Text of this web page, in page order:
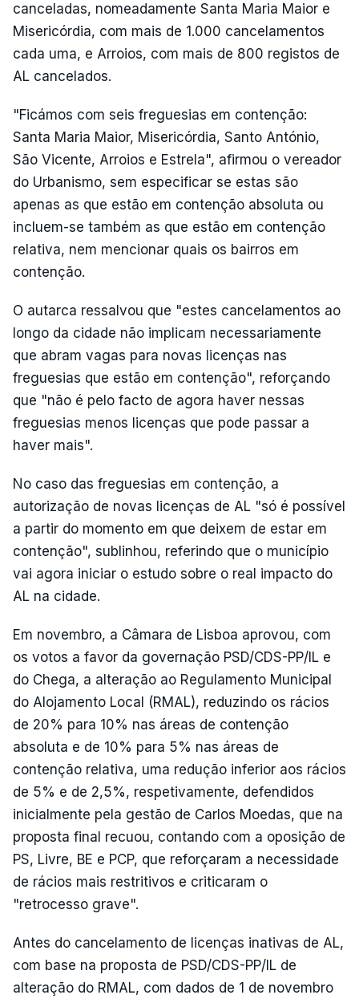
canceladas, nomeadamente Santa Maria Maior e
Misericórdia, com mais de 1.000 cancelamentos
cada uma, e Arroios, com mais de 800 registos de
AL cancelados.
"Ficámos com seis freguesias em contenção:
Santa Maria Maior, Misericórdia, Santo António,
São Vicente, Arroios e Estrela", afirmou o vereador
do Urbanismo, sem especificar se estas são
apenas as que estão em contenção absoluta ou
incluem-se também as que estão em contenção
relativa, nem mencionar quais os bairros em
contenção.
O autarca ressalvou que "estes cancelamentos ao
longo da cidade não implicam necessariamente
que abram vagas para novas licenças nas
freguesias que estão em contenção", reforçando
que "não é pelo facto de agora haver nessas
freguesias menos licenças que pode passar a
haver mais".
No caso das freguesias em contenção, a
autorização de novas licenças de AL "só é possível
a partir do momento em que deixem de estar em
contenção", sublinhou, referindo que o município
vai agora iniciar o estudo sobre o real impacto do
AL na cidade.
Em novembro, a Câmara de Lisboa aprovou, com
os votos a favor da governação PSD/CDS-PP/IL e
do Chega, a alteração ao Regulamento Municipal
do Alojamento Local (RMAL), reduzindo os rácios
de 20% para 10% nas áreas de contenção
absoluta e de 10% para 5% nas áreas de
contenção relativa, uma redução inferior aos rácios
de 5% e de 2,5%, respetivamente, defendidos
inicialmente pela gestão de Carlos Moedas, que na
proposta final recuou, contando com a oposição de
PS, Livre, BE e PCP, que reforçaram a necessidade
de rácios mais restritivos e criticaram o
"retrocesso grave".
Antes do cancelamento de licenças inativas de AL,
com base na proposta de PSD/CDS-PP/IL de
alteração do RMAL, com dados de 1 de novembro